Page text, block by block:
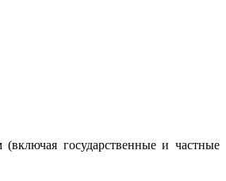
государственные и частные